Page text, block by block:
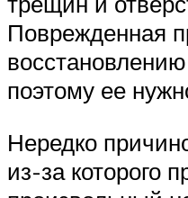
Поврежденная
поэтому ее
Нередко
из-за которого